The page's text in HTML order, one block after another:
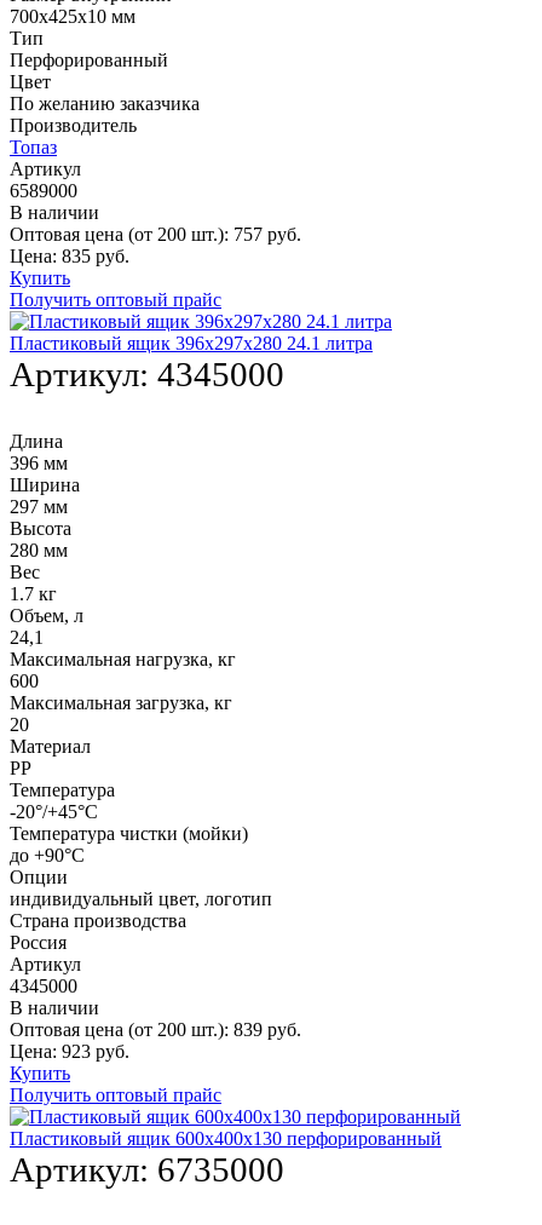
700х425х10 мм
Тип
Перфорированный
Цвет
По желанию заказчика
Производитель
Топаз
Артикул
6589000
В наличии
Оптовая цена (от 200 шт.): 757 руб.
Цена: 835 руб.
Купить
Получить оптовый прайс
Пластиковый ящик 396х297х280 24.1 литра
Артикул: 4345000
Длина
396 мм
Ширина
297 мм
Высота
280 мм
Вес
1.7 кг
Объем, л
24,1
Максимальная нагрузка, кг
600
Максимальная загрузка, кг
20
Материал
PP
Температура
-20°/+45°С
Температура чистки (мойки)
до +90°C
Опции
индивидуальный цвет, логотип
Страна производства
Россия
Артикул
4345000
В наличии
Оптовая цена (от 200 шт.): 839 руб.
Цена: 923 руб.
Купить
Получить оптовый прайс
Пластиковый ящик 600х400х130 перфорированный
Артикул: 6735000